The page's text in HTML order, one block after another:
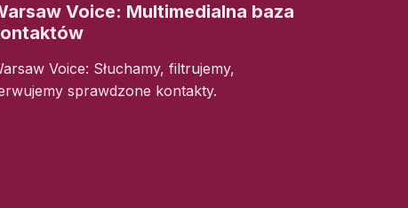
Voice: Multimedialna baza
Voice: Słuchamy, filtrujemy,
sprawdzone kontakty.